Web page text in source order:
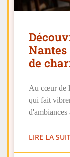
Nantes
de
Au cœur de
qui fait
LIRE LA